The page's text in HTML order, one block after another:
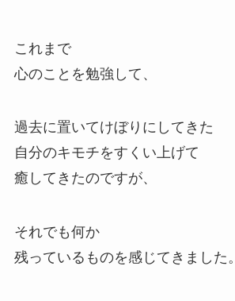
これまで
心のことを勉強して、
過去に置いてけぼりにしてきた
自分のキモチをすくい上げて
癒してきたのですが、
それでも何か
残っているものを感じてきました。